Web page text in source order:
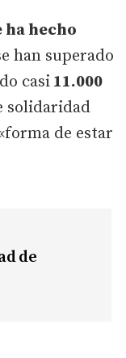
ha hecho
han superado
casi 11.000
solidaridad
de estar
de